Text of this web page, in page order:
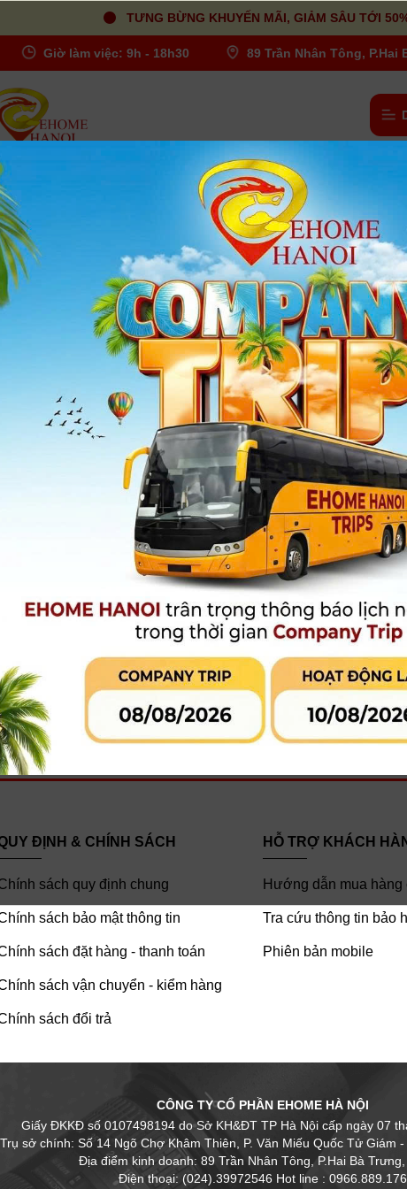
TƯNG BỪNG KHUYẾN MÃI, GIẢM SÂU TỚI
Giờ làm việc: 9h - 18h30 89 Trần Nhân Tông, P.Hai
ảnh
hiệu
Showroom bán lẻ (9:00- 18:30):
024.39413863
Tư vấn kỹ thuật (8:00- 21:00):
0966.630.455
ĐỊNH & CHÍNH SÁCH
sách quy định chung
sách bảo mật thông tin
sách đặt hàng - thanh toán
sách vận chuyển - kiểm hàng
sách đổi trả
HỖ TRỢ KHÁCH
Hướng dẫn mua hàng
Tra cứu thông tin bảo
Phiên bản mobile
CÔNG TY CỔ PHẦN EHOME HÀ NỘI
Giấy ĐKKĐ số 0107498194 do Sở KH&ĐT TP Hà Nội cấp ngày 07
Trụ sở chính: Số 14 Ngõ Chợ Khâm Thiên, P. Văn Miếu Quốc Tử Giám
Địa điểm kinh doanh: 89 Trần Nhân Tông, P.Hai Bà
Điện thoại: (024).39972546 Hot line : 0966.889.176